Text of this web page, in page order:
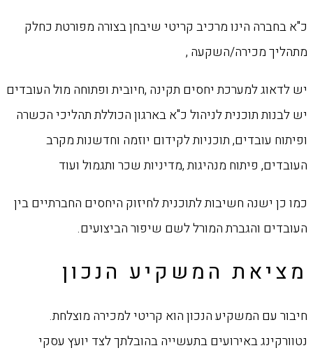
כ"א בחברה הינו מרכיב קריטי שיבחן בצורה מפורטת כחלק
מתהליך מכירה/השקעה ,
יש לדאוג למערכת יחסים תקינה ,חיובית ופתוחה מול העובדים
יש לבנות תוכנית לניהול כ"א בארגון הכוללת תהליכי הכשרה
ופיתוח עובדים, תוכניות לקידום יוזמה וחדשנות מקרב
העובדים, פיתוח מנהיגות ,מדיניות שכר ותגמול ועוד
כמו כן ישנה חשיבות לתוכנית לחיזוק היחסים החברתיים בין
העובדים והגברת המורל לשם שיפור הביצועים.
מציאת המשקיע הנכון
חיבור עם המשקיע הנכון הוא קריטי למכירה מוצלחת.
נטוורקינג באירועים בתעשייה בהובלתך לצד יועץ עסקי